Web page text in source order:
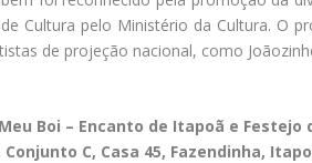
Cultura pelo Ministério da Cultura. O
de projeção nacional, como
Boi – Encanto de Itapoã e Festejo
C, Casa 45, Fazendinha,